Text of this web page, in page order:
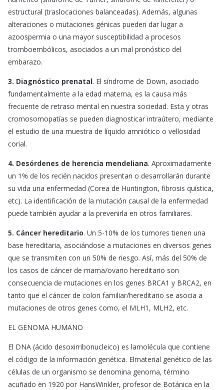
estructural (traslocaciones balanceadas). Además, algunas
alteraciones o mutaciones génicas pueden dar lugar a
azoospermia o una mayor susceptibilidad a procesos
tromboembólicos, asociados a un mal pronóstico del
embarazo.
3. Diagnóstico prenatal. El síndrome de Down, asociado
fundamentalmente a la edad materna, es la causa más
frecuente de retraso mental en nuestra sociedad. Esta y otras
cromosomopatías se pueden diagnosticar intraútero, mediante
el estudio de una muestra de líquido amniótico o vellosidad
corial.
4. Desórdenes de herencia mendeliana. Aproximadamente
un 1% de los recién nacidos presentan o desarrollarán durante
su vida una enfermedad (Corea de Huntington, fibrosis quística,
etc). La identificación de la mutación causal de la enfermedad
puede también ayudar a la prevenirla en otros familiares.
5. Cáncer hereditario. Un 5-10% de los tumores tienen una
base hereditaria, asociándose a mutaciones en diversos genes
que se transmiten con un 50% de riesgo. Así, más del 50% de
los casos de cáncer de mama/ovario hereditario son
consecuencia de mutaciones en los genes BRCA1 y BRCA2, en
tanto que el cáncer de colon familiar/hereditario se asocia a
mutaciones de otros genes como, el MLH1, MLH2, etc.
EL GENOMA HUMANO
El DNA (ácido desoxirribonucleico) es lamolécula que contiene
el código de la información genética. Elmaterial genético de las
células de un organismo se denomina genoma, término
acuñado en 1920 por HansWinkler, profesor de Botánica en la